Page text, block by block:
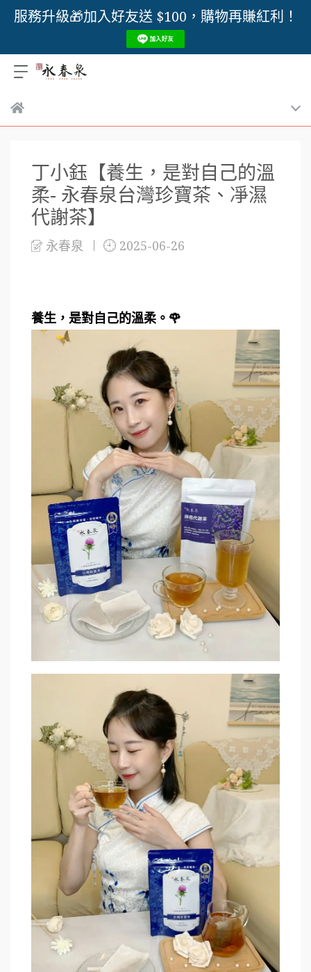
服務升級🎁加入好友送 $100，購物再賺紅利！
丁小鈺【養生，是對自己的溫
柔- 永春泉台灣珍寶茶、凈濕
代謝茶】
永春泉 2025-06-26
養生，是對自己的溫柔。🌹